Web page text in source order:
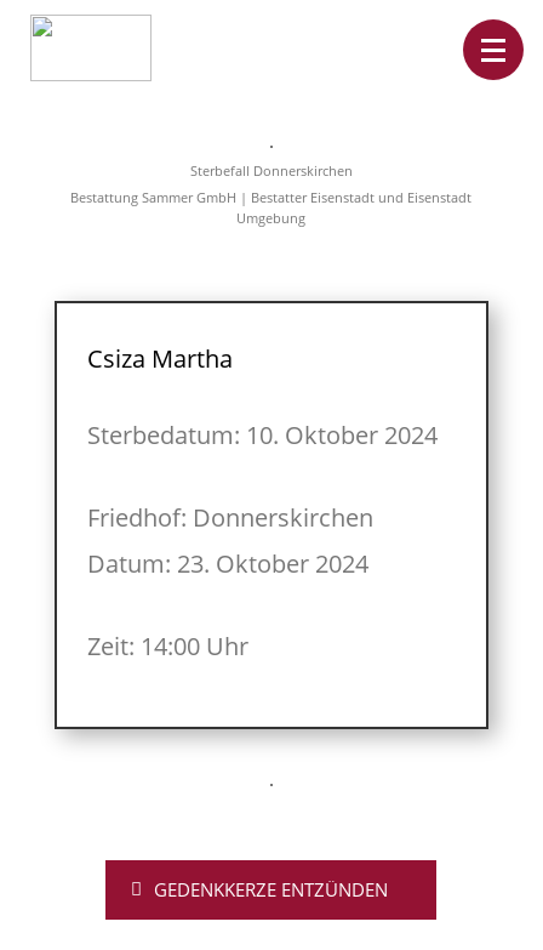
Rat&Hilfe
Sterbefälle
Sterbefall Donnerskirchen
Bestattung Sammer GmbH | Bestatter Eisenstadt und Eisenstadt
Umgebung
Csiza Martha
Sterbedatum: 10. Oktober 2024
Friedhof: Donnerskirchen
Datum: 23. Oktober 2024
Zeit: 14:00 Uhr
GEDENKKERZE ENTZÜNDEN